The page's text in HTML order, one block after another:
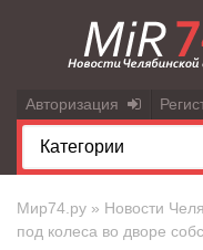
Авторизация
Мир74.ру » Новости
под колеса во дворе